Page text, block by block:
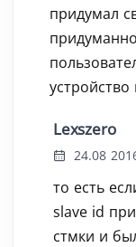
придумал
Lexszero
24.08
то есть
slave id
стмки и